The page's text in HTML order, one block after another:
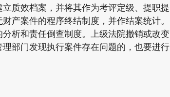
质效档案，并将其作为考评定级、提职提
产案件的程序终结制度，并作结案统计。
析和责任倒查制度。上级法院撤销或改变
部门发现执行案件存在问题的，也要进行